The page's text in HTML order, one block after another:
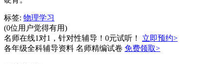
标签: 物理学习
(0位用户觉得有用)
名师在线1对1，针对性辅导！0元试听！
立即预约>
各年级全科辅导资料 名师精编试卷 免费领取>